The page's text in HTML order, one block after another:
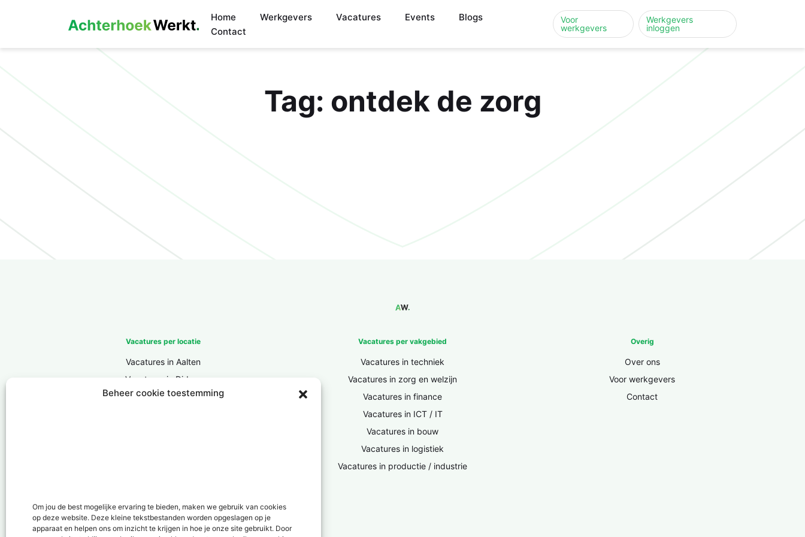
Beheer cookie toestemming
Om jou de best mogelijke ervaring te bieden, maken we gebruik van cookies
op deze website. Deze kleine tekstbestanden worden opgeslagen op je
apparaat en helpen ons om inzicht te krijgen in hoe je onze site gebruikt. Door
Home Werkgevers Vacatures Events
Blogs
Contact
Voor
werkgevers
Werkgevers
inloggen
Tag: ontdek de zorg
Vacatures per locatie
Vacatures in Aalten
Vacatures in Didam
Vacatures in Doesburg
Vacatures in Varsseveld
Vacatures per vakgebied
Vacatures in techniek
Vacatures in zorg en welzijn
Vacatures in finance
Vacatures in ICT / IT
Vacatures in bouw
Vacatures in logistiek
Vacatures in productie / industrie
Overig
Over ons
Voor werkgevers
Contact